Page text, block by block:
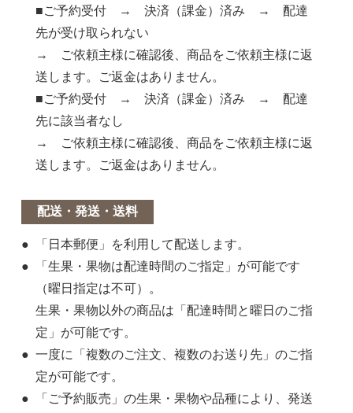
■ご予約受付 → 決済（課金）済み → 配達
先が受け取られない
→ ご依頼主様に確認後、商品をご依頼主様に返
送します。ご返金はありません。
■ご予約受付 → 決済（課金）済み → 配達
先に該当者なし
→ ご依頼主様に確認後、商品をご依頼主様に返
送します。ご返金はありません。
配送・発送・送料
「日本郵便」を利用して配送します。
「生果・果物は配達時間のご指定」が可能です
（曜日指定は不可）。
生果・果物以外の商品は「配達時間と曜日のご指
定」が可能です。
一度に「複数のご注文、複数のお送り先」のご指
定が可能です。
「ご予約販売」の生果・果物や品種により、発送